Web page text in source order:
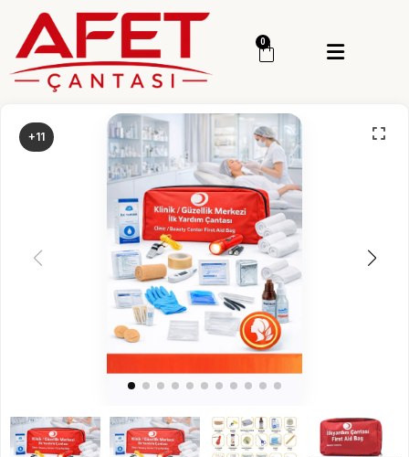
0
+11
Menü
Giriş Yap
Kategoriler Menü
Deprem Çantası
Deprem Malzemesi
İlk Yardım Çantası
Okul Deprem Çantası
Toptan Deprem Çantası